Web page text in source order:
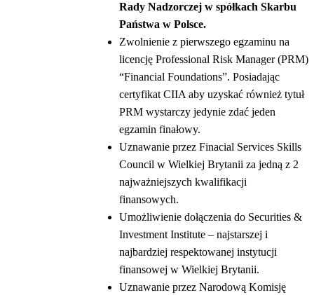
Rady Nadzorczej w spółkach Skarbu
Państwa w Polsce.
Zwolnienie z pierwszego egzaminu na
licencję Professional Risk Manager (PRM)
“Financial Foundations”. Posiadając
certyfikat CIIA aby uzyskać również tytuł
PRM wystarczy jedynie zdać jeden
egzamin finałowy.
Uznawanie przez Finacial Services Skills
Council w Wielkiej Brytanii za jedną z 2
najważniejszych kwalifikacji
finansowych.
Umożliwienie dołączenia do Securities &
Investment Institute – najstarszej i
najbardziej respektowanej instytucji
finansowej w Wielkiej Brytanii.
Uznawanie przez Narodową Komisję